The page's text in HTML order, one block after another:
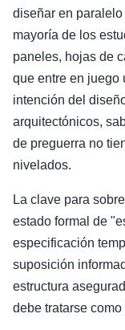
diseñar en
mayoría de los
paneles, hojas de
que entre en juego
intención del
arquitectónicos,
de preguerra no
nivelados.
La clave para
estado formal de
especificación
suposición
estructura
debe tratarse como